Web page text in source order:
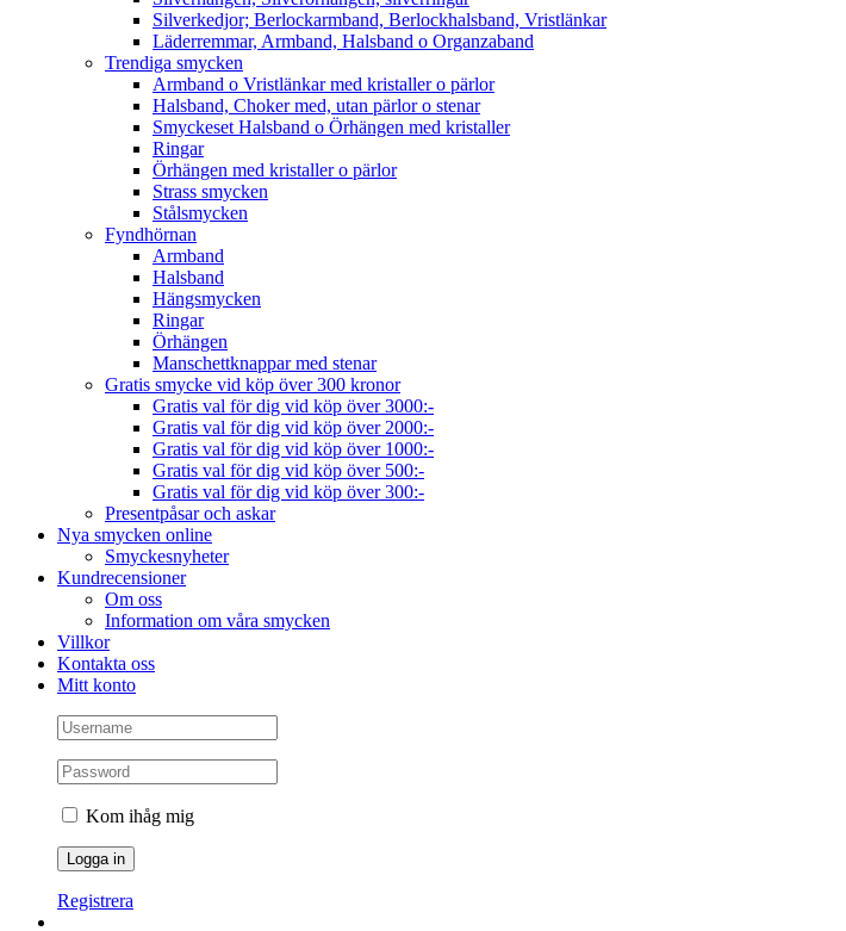
Silverkedjor; Berlockarmband, Berlockhalsband, Vristlänkar
Läderremmar, Armband, Halsband o Organzaband
Trendiga smycken
Armband o Vristlänkar med kristaller o pärlor
Halsband, Choker med, utan pärlor o stenar
Smyckeset Halsband o Örhängen med kristaller
Ringar
Örhängen med kristaller o pärlor
Strass smycken
Stålsmycken
Fyndhörnan
Armband
Halsband
Hängsmycken
Ringar
Örhängen
Manschettknappar med stenar
Gratis smycke vid köp över 300 kronor
Gratis val för dig vid köp över 3000:-
Gratis val för dig vid köp över 2000:-
Gratis val för dig vid köp över 1000:-
Gratis val för dig vid köp över 500:-
Gratis val för dig vid köp över 300:-
Presentpåsar och askar
Nya smycken online
Smyckesnyheter
Kundrecensioner
Om oss
Information om våra smycken
Villkor
Kontakta oss
Mitt konto
Kom ihåg mig
Registrera